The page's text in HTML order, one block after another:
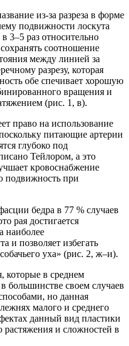
из-за разреза в форме
подвижности лоскута
3–5 раз относительно
соотношение
между линией за
разрезу, которая
обе спечивает хорошую
вращения и
(рис. 1, в).
право на использование
питающие артерии
глубоко под
Тейлором, а это
кровоснабжение
подвижность при
бедра в 77 % случаев
рая достигается
наиболее
и позволяет избегать
уха» (рис. 2, ж–и).
которые в среднем
большинстве своем случаев
но данная
малого и среднего
данный вид пластики
растяжения и сложностей в